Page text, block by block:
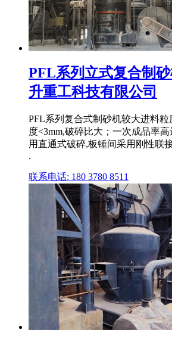
PFL系列立式复合制
升重工科技有限公司
PFL系列复合式制砂机较大进料粒
度<3mm,破碎比大；一次成品率
用直通式破碎,板锤间采用刚性联
.
联系电话: 180 3780 8511